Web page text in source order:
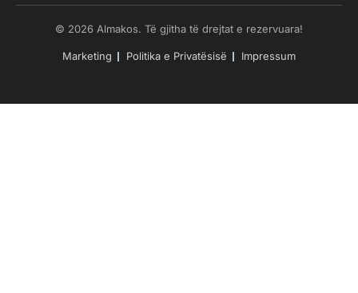
© 2026 Almakos. Të gjitha të drejtat e rezervuara!
Marketing Politika e Privatësisë Impressum